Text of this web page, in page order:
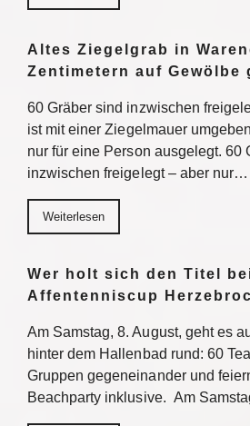
Altes Ziegelgrab in
Zentimetern auf Gewölbe
60 Gräber sind inzwischen
ist mit einer Ziegelmauer
nur für eine Person ausgelegt. 60
inzwischen freigelegt – aber nur…
Weiterlesen
Wer holt sich den Titel
Affentenniscup
Am Samstag, 8. August, geht es
hinter dem Hallenbad rund: 60
Gruppen gegeneinander und
Beachparty inklusive. Am